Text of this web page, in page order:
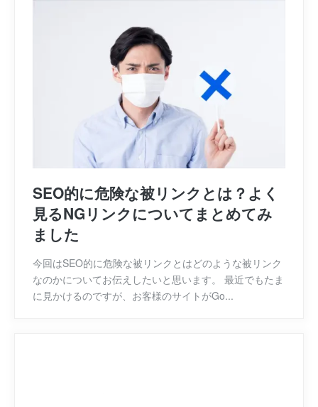
SEO的に危険な被リンクとは？よく
見るNGリンクについてまとめてみ
ました
今回はSEO的に危険な被リンクとはどのような被リンク
なのかについてお伝えしたいと思います。 最近でもたま
に見かけるのですが、お客様のサイトがGo...